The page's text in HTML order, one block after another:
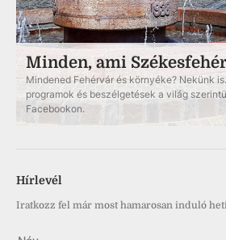
Minden, ami
Mindened Fehérvár és környéke? Nekünk
programok és beszélgetések a világ
Facebookon.
Hírlevél
Iratkozz fel már most hamarosan induló